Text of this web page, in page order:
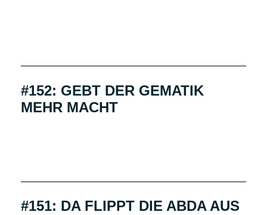
#152: GEBT DER GEMATIK
MEHR MACHT
#151: DA FLIPPT DIE ABDA AUS